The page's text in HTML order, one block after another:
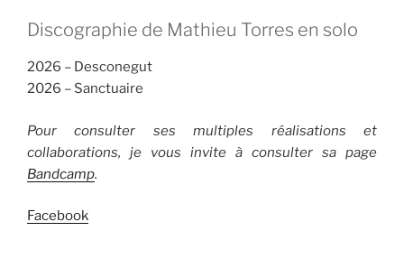
Discographie de Mathieu Torres en solo
2026 – Desconegut
2026 – Sanctuaire
Pour consulter ses multiples réalisations et
collaborations, je vous invite à consulter sa page
Bandcamp.
Facebook